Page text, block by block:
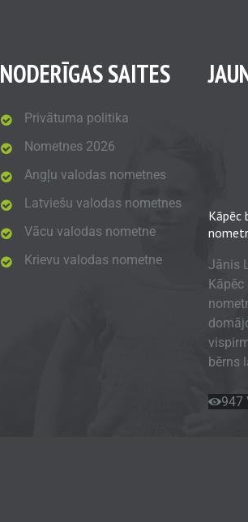
NODERĪGAS SAITES
Privātuma politika
Nometnes 2026
Angļu valodas nometnes
Latviešu valodas nometnes
Vācu valodas nometne
Krievu valodas nometne
Kāpēc
Jānis
bērns
947